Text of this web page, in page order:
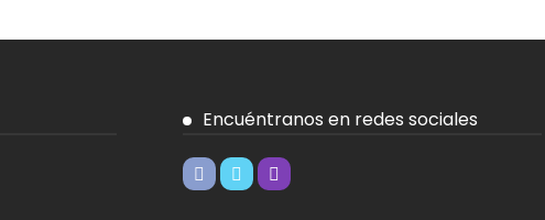
Encuéntranos en redes sociales